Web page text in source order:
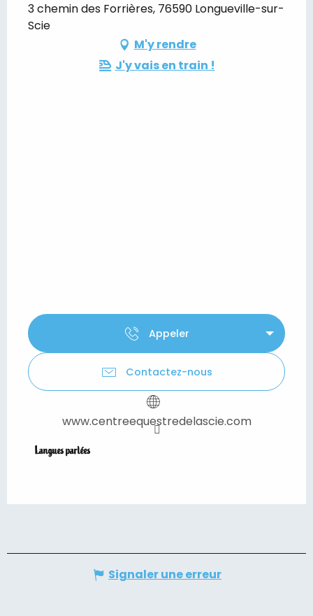
3 chemin des Forrières, 76590 Longueville-sur-
Scie
M'y rendre
J'y vais en train !
Appeler
Contactez-nous
www.centreequestredelascie.com
Langues parlées
Langues parlées
Signaler une erreur